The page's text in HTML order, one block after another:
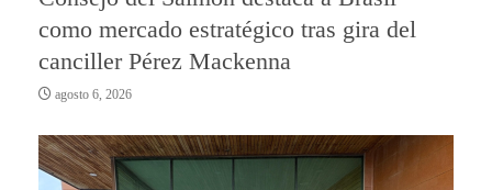
como mercado estratégico tras gira del
canciller Pérez Mackenna
agosto 6, 2026